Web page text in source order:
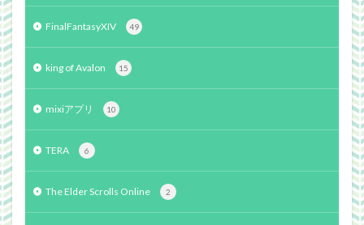
FinalFantasyXIV 49
king of Avalon 15
mixiアプリ 10
TERA 6
The Elder Scrolls Online 2